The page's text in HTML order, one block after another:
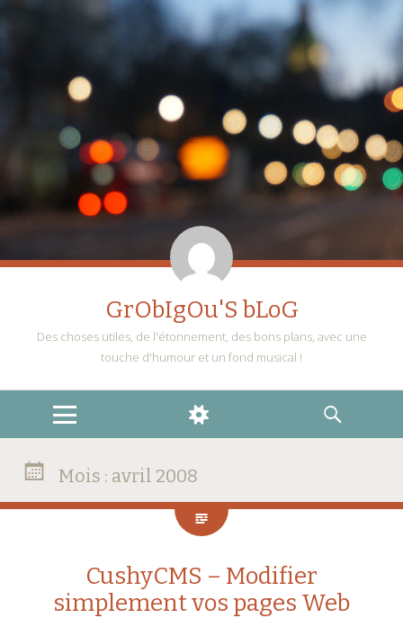
GrObIgOu'S bLoG
Des choses utiles, de l'étonnement, des bons plans, avec une
touche d'humour et un fond musical !
MENU
WIDGETS
RECHERCHE
Mois : avril 2008
CushyCMS – Modifier
simplement vos pages Web